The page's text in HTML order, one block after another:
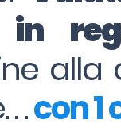
.con 1